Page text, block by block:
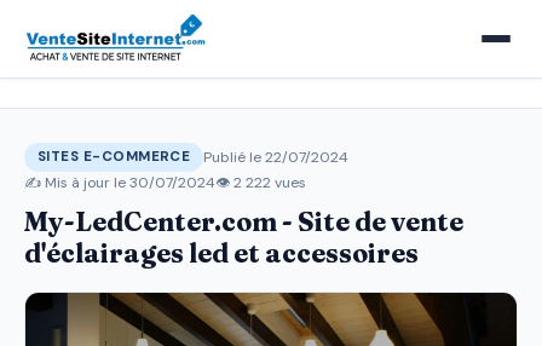
SITES E-COMMERCE
Publié le 22/07/2024
✍️ Mis à jour le30/07/2024👁 2 222 vues
My-LedCenter.com - Site de vente
d'éclairages led et accessoires